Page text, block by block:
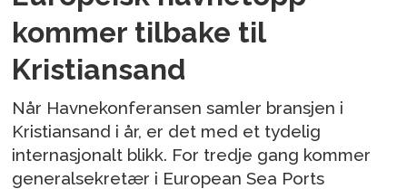
kommer tilbake til
Kristiansand
Når Havnekonferansen samler bransjen i
Kristiansand i år, er det med et tydelig
internasjonalt blikk. For tredje gang kommer
generalsekretær i European Sea Ports